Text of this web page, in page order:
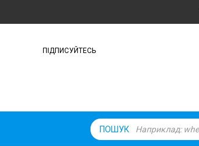
ПІДПИСУЙТЕСЬ
ПОШУК